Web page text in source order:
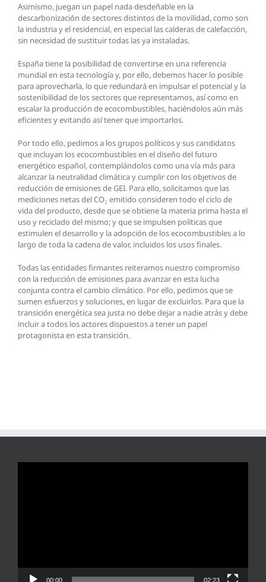
Asimismo, juegan un papel nada desdeñable en la
descarbonización de sectores distintos de la movilidad, como son
la industria y el residencial, en especial las calderas de calefacción,
sin necesidad de sustituir todas las ya instaladas.
España tiene la posibilidad de convertirse en una referencia
mundial en esta tecnología y, por ello, debemos hacer lo posible
para aprovecharla, lo que redundará en impulsar el potencial y la
sostenibilidad de los sectores que representamos, así como en
escalar la producción de ecocombustibles, haciéndolos aún más
eficientes y evitando así tener que importarlos.
Por todo ello, pedimos a los grupos políticos y sus candidatos
que incluyan los ecocombustibles en el diseño del futuro
energético español, contemplándolos como una vía más para
alcanzar la neutralidad climática y cumplir con los objetivos de
reducción de emisiones de GEI. Para ello, solicitamos que las
mediciones netas del CO₂ emitido consideren todo el ciclo de
vida del producto, desde que se obtiene la materia prima hasta el
uso y reciclado del mismo; y que se impulsen políticas que
estimulen el desarrollo y la adopción de los ecocombustibles a lo
largo de toda la cadena de valor, incluidos los usos finales.
Todas las entidades firmantes reiteramos nuestro compromiso
con la reducción de emisiones para avanzar en esta lucha
conjunta contra el cambio climático. Por ello, pedimos que se
sumen esfuerzos y soluciones, en lugar de excluirlos. Para que la
transición energética sea justa no debe dejar a nadie atrás y debe
incluir a todos los actores dispuestos a tener un papel
protagonista en esta transición.
00:00 02:23